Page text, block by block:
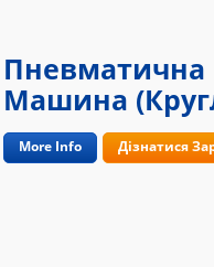
Машина
More Info Дізнатися